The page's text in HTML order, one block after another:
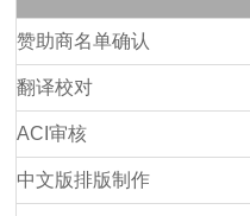
赞助商名单确认
翻译校对
ACI审核
中文版排版制作